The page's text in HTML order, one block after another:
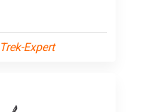
Trek-Expert